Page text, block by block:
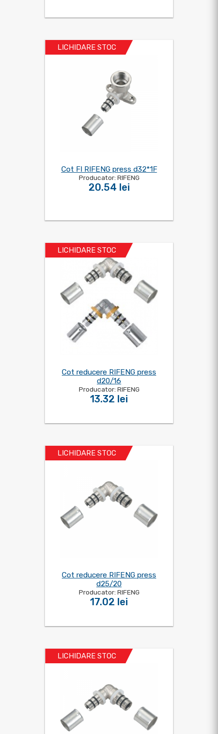
LICHIDARE STOC
Cot FI RIFENG press d32*1F
Producator: RIFENG
20.54 lei
LICHIDARE STOC
Cot reducere RIFENG press
d20/16
Producator: RIFENG
13.32 lei
LICHIDARE STOC
Cot reducere RIFENG press
d25/20
Producator: RIFENG
17.02 lei
LICHIDARE STOC